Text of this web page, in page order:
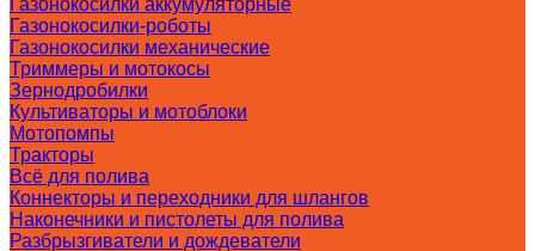
Газонокосилки аккумуляторные
Газонокосилки-роботы
Газонокосилки механические
Триммеры и мотокосы
Зернодробилки
Культиваторы и мотоблоки
Мотопомпы
Тракторы
Всё для полива
Коннекторы и переходники для шлангов
Наконечники и пистолеты для полива
Разбрызгиватели и дождеватели